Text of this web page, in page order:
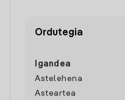
Ordutegia
Igandea
Astelehena
Asteartea